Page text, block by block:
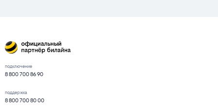
подключение
8 800 700 86 90
поддержка
8 800 700 80 00